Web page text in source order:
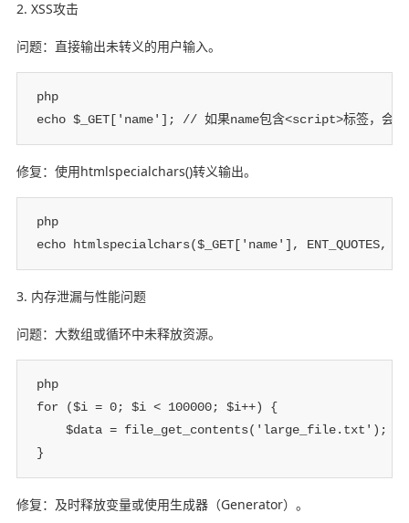
2. XSS攻击
问题：直接输出未转义的用户输入。
php
echo $_GET['name']; // 如果name包含<script>标签，会执
修复：使用htmlspecialchars()转义输出。
php
echo htmlspecialchars($_GET['name'], ENT_QUOTES,
3. 内存泄漏与性能问题
问题：大数组或循环中未释放资源。
php
for ($i = 0; $i < 100000; $i++) {
$data = file_get_contents('large_file.txt'); //
}
修复：及时释放变量或使用生成器（Generator）。